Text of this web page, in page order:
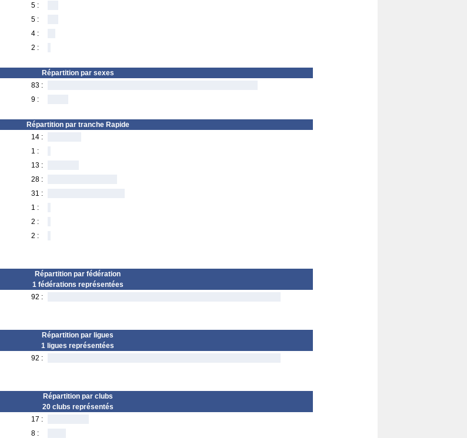
5 :
5 :
4 :
2 :
Répartition par sexes
83 :
9 :
Répartition par tranche Rapide
14 :
1 :
13 :
28 :
31 :
1 :
2 :
2 :
Répartition par fédération
1 fédérations représentées
92 :
Répartition par ligues
1 ligues représentées
92 :
Répartition par clubs
20 clubs représentés
17 :
8 :